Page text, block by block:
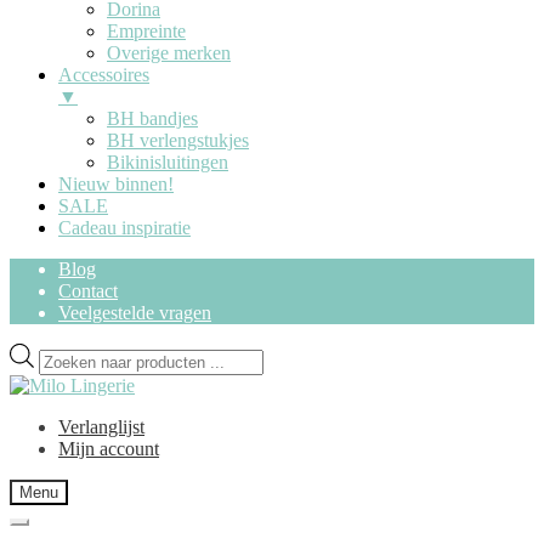
Dorina
Empreinte
Overige merken
Accessoires
▼
BH bandjes
BH verlengstukjes
Bikinisluitingen
Nieuw binnen!
SALE
Cadeau inspiratie
Blog
Contact
Veelgestelde vragen
Ga
door
naar
navigatie
Ga
naar
de
inhoud
Producten
zoeken
Verlanglijst
Mijn account
Menu